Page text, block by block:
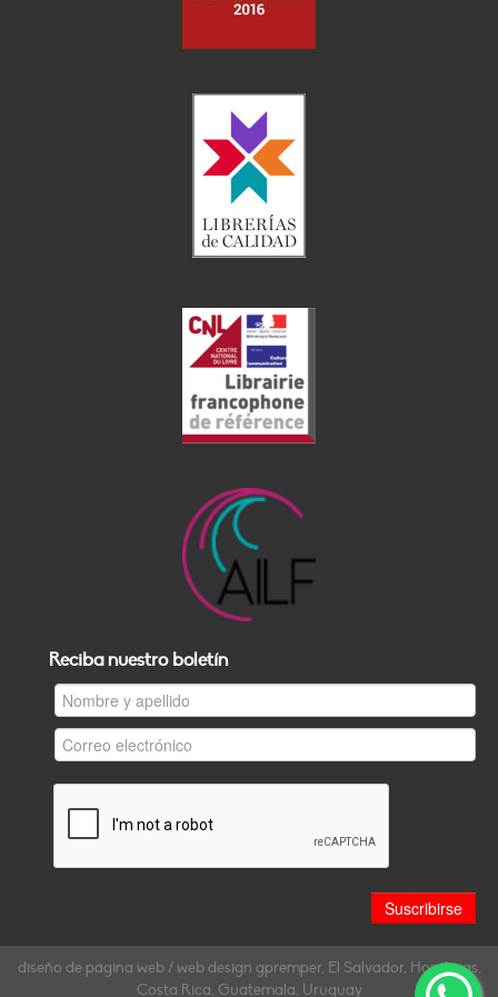
Reciba nuestro boletín
diseño de página web / web design gpremper, El Salvador, Honduras,
Costa Rica, Guatemala, Uruguay